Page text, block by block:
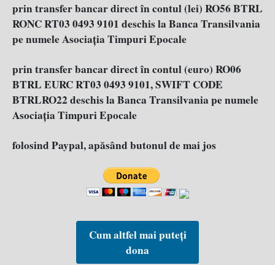
prin transfer bancar direct în contul (lei) RO56 BTRL
RONC RT03 0493 9101 deschis la Banca Transilvania
pe numele Asociația Timpuri Epocale
prin transfer bancar direct în contul (euro) RO06
BTRL EURC RT03 0493 9101, SWIFT CODE
BTRLRO22 deschis la Banca Transilvania pe numele
Asociația Timpuri Epocale
folosind Paypal, apăsând butonul de mai jos
Cum altfel mai puteți
dona